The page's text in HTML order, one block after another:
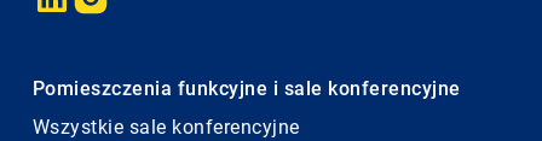
Pomieszczenia funkcyjne i sale konferencyjne
Wszystkie sale konferencyjne